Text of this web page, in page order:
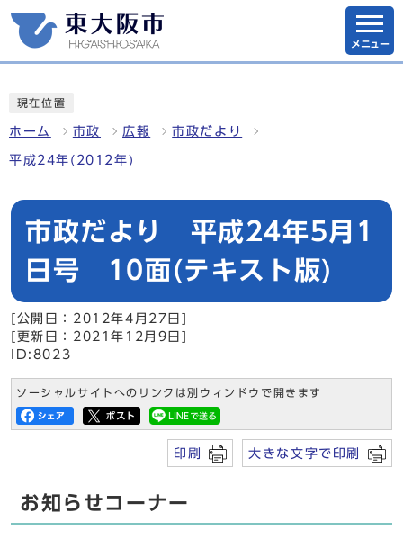
メニュー
現在位置
ホーム 市政 広報 市政だより
平成24年(2012年)
市政だより 平成24年5月1
日号 10面(テキスト版)
[公開日：2012年4月27日]
[更新日：2021年12月9日]
ID:8023
ソーシャルサイトへのリンクは別ウィンドウで開きます
印刷 大きな文字で印刷
お知らせコーナー